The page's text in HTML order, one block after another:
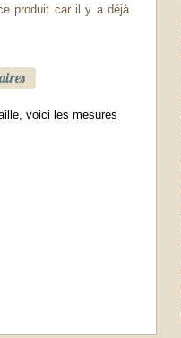
produit car il y a déjà
voici les mesures